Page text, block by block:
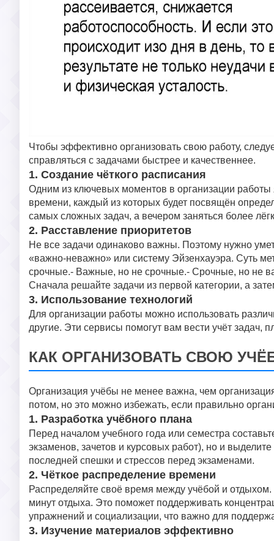
Чтобы эффективно организовать свою работу,
справляться с задачами быстрее и качественнее.
1. Создание чёткого расписания
Одним из ключевых моментов в организации работы
времени, каждый из которых будет посвящён
самых сложных задач, а вечером заняться более
2. Расставление приоритетов
Не все задачи одинаково важны. Поэтому нужно
«важно-неважно» или систему Эйзенхауэра. Суть
срочные.- Важные, но не срочные.- Срочные, но не
Сначала решайте задачи из первой категории, а
3. Использование технологий
Для организации работы можно использовать
другие. Эти сервисы помогут вам вести учёт задач,
КАК ОРГАНИЗОВАТЬ СВОЮ
Организация учёбы не менее важна, чем
потом, но это можно избежать, если правильно
1. Разработка учёбного плана
Перед началом учебного года или семестра
экзаменов, зачетов и курсовых работ), но и
последней спешки и стрессов перед экзаменами.
2. Чёткое распределение времени
Распределяйте своё время между учёбой и
минут отдыха. Это поможет поддерживать
упражнений и социализации, что важно для
3. Изучение материалов эффективно